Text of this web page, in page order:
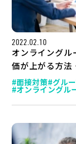
記事一覧
LINE登録
2022.02.10
オンライングル
価が上がる方法
#面接対策#グル
#オンライングル